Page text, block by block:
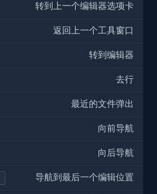
转到上一个编辑器选项卡
返回上一个工具窗口
转到编辑器
去行
最近的文件弹出
向前导航
向后导航
导航到最后一个编辑位置